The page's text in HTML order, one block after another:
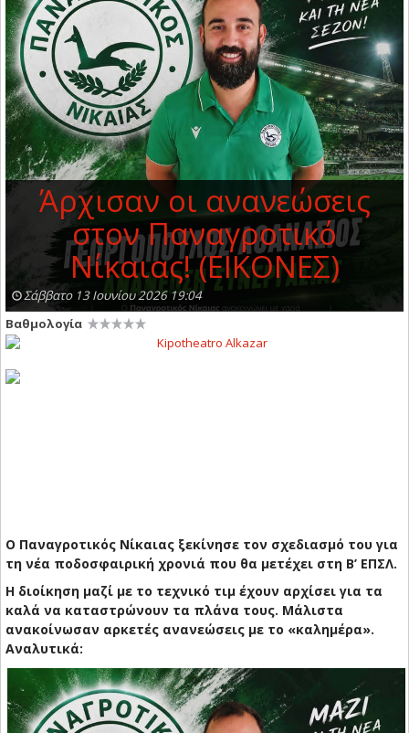
Άρχισαν οι ανανεώσεις
στον Παναγροτικό
Νίκαιας! (EIKONEΣ)
Σάββατο 13 Ιουνίου 2026 19:04
Βαθμολογία
Ο Παναγροτικός Νίκαιας ξεκίνησε τον σχεδιασμό του για
τη νέα ποδοσφαιρική χρονιά που θα μετέχει στη Β’ ΕΠΣΛ.
Η διοίκηση μαζί με το τεχνικό τιμ έχουν αρχίσει για τα
καλά να καταστρώνουν τα πλάνα τους. Μάλιστα
ανακοίνωσαν αρκετές ανανεώσεις με το «καλημέρα».
Αναλυτικά: